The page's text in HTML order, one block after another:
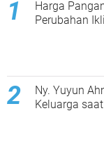
Harga
Perubahan
Ny. Yuyun
Keluarga